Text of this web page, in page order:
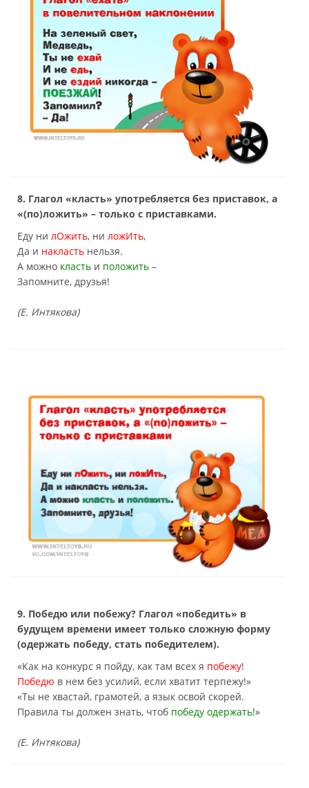
8. Глагол «класть» употребляется без приставок, а
«(по)ложить» – только с приставками.
Еду ни лОжить, ни ложИть,
Да и накласть нельзя.
А можно класть и положить –
Запомните, друзья!
(Е. Интякова)
9. Победю или побежу? Глагол «победить» в
будущем времени имеет только сложную форму
(одержать победу, стать победителем).
«Как на конкурс я пойду, как там всех я побежу!
Победю в нем без усилий, если хватит терпежу!»
«Ты не хвастай, грамотей, а язык освой скорей.
Правила ты должен знать, чтоб победу одержать!»
(Е. Интякова)